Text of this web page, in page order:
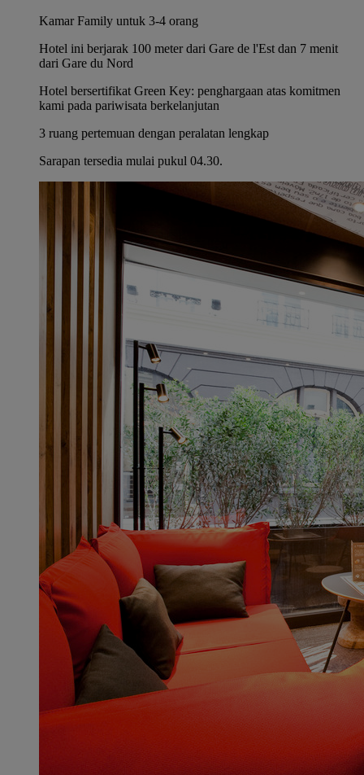
Kamar Family untuk 3-4 orang
Hotel ini berjarak 100 meter dari Gare de l'Est dan 7 menit
dari Gare du Nord
Hotel bersertifikat Green Key: penghargaan atas komitmen
kami pada pariwisata berkelanjutan
3 ruang pertemuan dengan peralatan lengkap
Sarapan tersedia mulai pukul 04.30.